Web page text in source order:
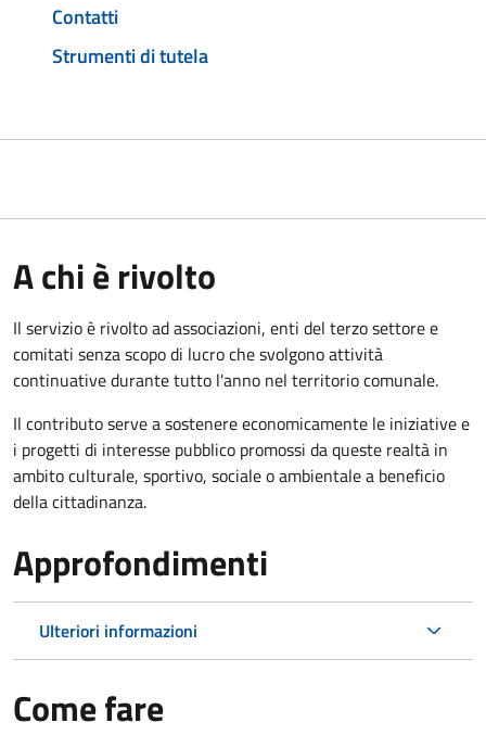
Contatti
Strumenti di tutela
A chi è rivolto
Il servizio è rivolto ad associazioni, enti del terzo settore e
comitati senza scopo di lucro che svolgono attività
continuative durante tutto l'anno nel territorio comunale.
Il contributo serve a sostenere economicamente le iniziative e
i progetti di interesse pubblico promossi da queste realtà in
ambito culturale, sportivo, sociale o ambientale a beneficio
della cittadinanza.
Approfondimenti
Ulteriori informazioni
Come fare